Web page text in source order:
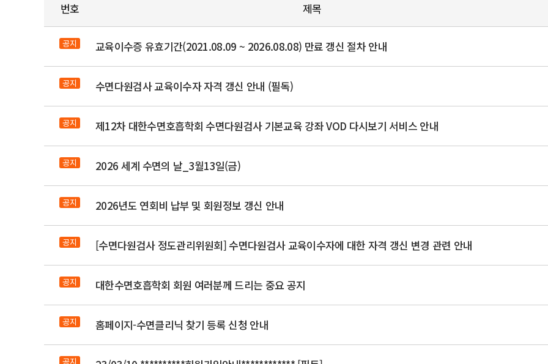
번호 제목
공지 교육이수증 유효기간(2021.08.09 ~ 2026.08.08) 만료 갱신 절차 안내
공지 수면다원검사 교육이수자 자격 갱신 안내 (필독)
공지 제12차 대한수면호흡학회 수면다원검사 기본교육 강좌 VOD 다시보기 서비스 안내
공지 2026 세계 수면의 날_3월13일(금)
공지 2026년도 연회비 납부 및 회원정보 갱신 안내
공지 [수면다원검사 정도관리위원회] 수면다원검사 교육이수자에 대한 자격 갱신 변경 관련 안내
공지 대한수면호흡학회 회원 여러분께 드리는 중요 공지
공지 홈페이지-수면클리닉 찾기 등록 신청 안내
공지